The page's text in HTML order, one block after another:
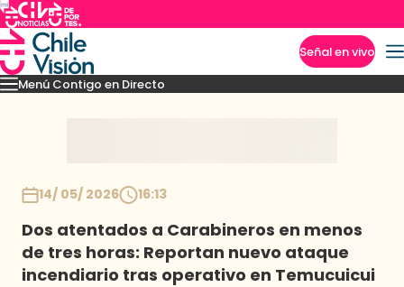
Señal en vivo
Menú Contigo en Directo
Momentos Novedades
14/ 05/ 2026 16:13
Dos atentados a Carabineros en menos
de tres horas: Reportan nuevo ataque
incendiario tras operativo en Temucuicui
Imperdibles